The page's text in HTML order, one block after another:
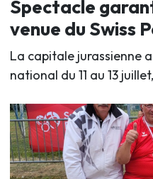
Spectacle
venue du Swiss
La capitale jurassienne
national du 11 au 13